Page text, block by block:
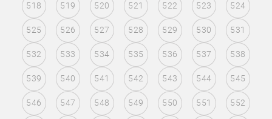
518 519 520 521 522 523 524
525 526 527 528 529 530 531
532 533 534 535 536 537 538
539 540 541 542 543 544 545
546 547 548 549 550 551 552